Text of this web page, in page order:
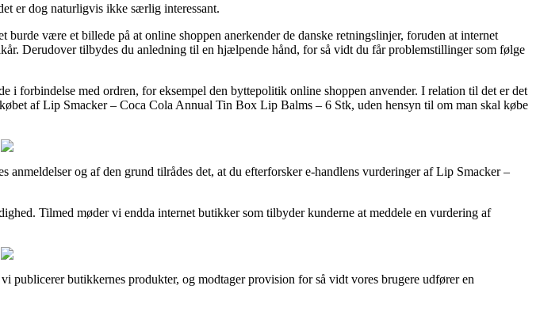
er dog naturligvis ikke særlig interessant.
være et billede på at online shoppen anerkender de danske retningslinjer, foruden at internet
Derudover tilbydes du anledning til en hjælpende hånd, for så vidt du får problemstillinger som følge
forbindelse med ordren, for eksempel den byttepolitik online shoppen anvender. I relation til det er det
af Lip Smacker – Coca Cola Annual Tin Box Lip Balms – 6 Stk, uden hensyn til om man skal købe
og af den grund tilrådes det, at du efterforsker e-handlens vurderinger af Lip Smacker –
Tilmed møder vi endda internet butikker som tilbyder kunderne at meddele en vurdering af
butikkernes produkter, og modtager provision for så vidt vores brugere udfører en